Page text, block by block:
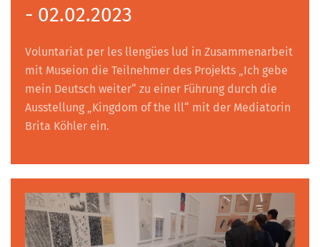
- 02.02.2023
Voluntariat per les llengües lud in Zusammenarbeit
mit Museion die Teilnehmer des Projekts „Ich gebe
mein Deutsch weiter“ zu einer Führung durch die
Ausstellung „Kingdom of the Ill“ mit der Mediatorin
Brita Köhler ein.